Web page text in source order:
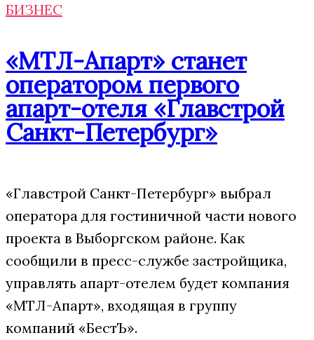
БИЗНЕС
«МТЛ-Апарт» станет
оператором первого
апарт-отеля «Главстрой
Санкт-Петербург»
«Главстрой Санкт-Петербург» выбрал
оператора для гостиничной части нового
проекта в Выборгском районе. Как
сообщили в пресс-службе застройщика,
управлять апарт-отелем будет компания
«МТЛ-Апарт», входящая в группу
компаний «БестЪ».